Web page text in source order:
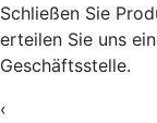
Schließen Sie
erteilen Sie uns
Geschäftsstelle.
‹